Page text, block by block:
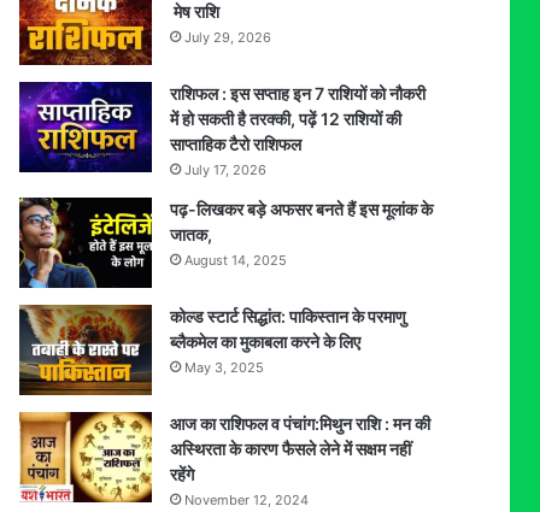
मेष राशि
July 29, 2026
राशिफल : इस सप्ताह इन 7 राशियों को नौकरी
में हो सकती है तरक्की, पढ़ें 12 राशियों की
साप्ताहिक टैरो राशिफल
July 17, 2026
पढ़-लिखकर बड़े अफसर बनते हैं इस मूलांक के
जातक,
August 14, 2025
कोल्ड स्टार्ट सिद्धांत: पाकिस्तान के परमाणु
ब्लैकमेल का मुकाबला करने के लिए
May 3, 2025
आज का राशिफल व पंचांग:मिथुन राशि : मन की
अस्थिरता के कारण फैसले लेने में सक्षम नहीं
रहेंगे
November 12, 2024